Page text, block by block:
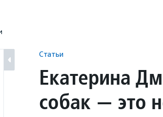
Статьи
Екатерина
собак — это